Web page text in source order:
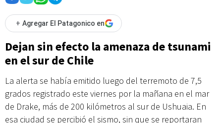
+ Agregar El Patagonico en
Dejan sin efecto la amenaza de tsunami
en el sur de Chile
La alerta se había emitido luego del terremoto de 7,5
grados registrado este viernes por la mañana en el mar
de Drake, más de 200 kilómetros al sur de Ushuaia. En
esa ciudad se percibió el sismo, sin que se reportaran